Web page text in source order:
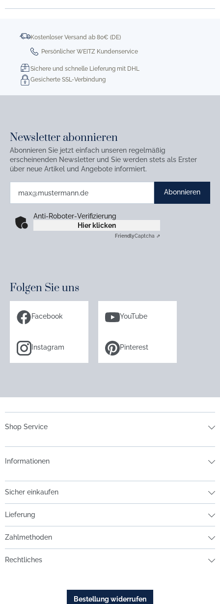
Kostenloser Versand ab 80€ (DE)
Persönlicher WEITZ Kundenservice
Sichere und schnelle Lieferung mit DHL
Gesicherte SSL-Verbindung
Newsletter abonnieren
Abonnieren Sie jetzt einfach unseren regelmäßig
erscheinenden Newsletter und Sie werden stets als Erster
über neue Artikel und Angebote informiert.
Abonnieren
Anti-Roboter-Verifizierung
Hier klicken
FriendlyCaptcha ⇗
Folgen Sie uns
Facebook YouTube
Instagram Pinterest
Shop Service
Informationen
Sicher einkaufen
Lieferung
Zahlmethoden
Rechtliches
Bestellung widerrufen